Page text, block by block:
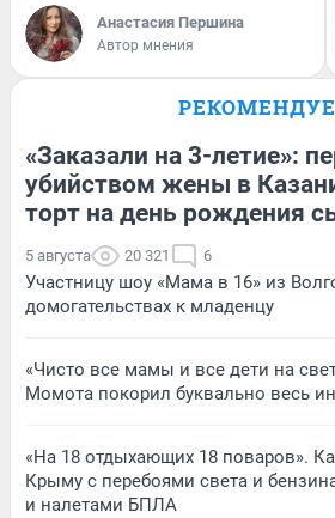
Анастасия Першина
Автор мнения
«Заказали на 3-летие»:
убийством жены в
торт на день рождения
5 августа 20 321 6
Участницу шоу «Мама в 16» из
домогательствах к младенцу
«Чисто все мамы и все дети на
Момота покорил буквально весь
«На 18 отдыхающих 18 поваров».
Крыму с перебоями света и
и налетами БПЛА